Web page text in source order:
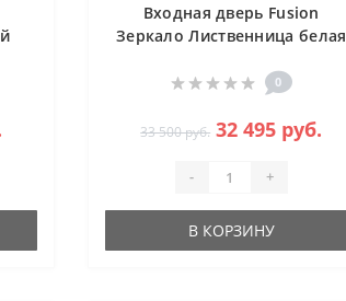
Входная дверь Fusion
Зеркало Лиственница белая
0
33 500 руб. 32 495 руб.
- +
В КОРЗИНУ